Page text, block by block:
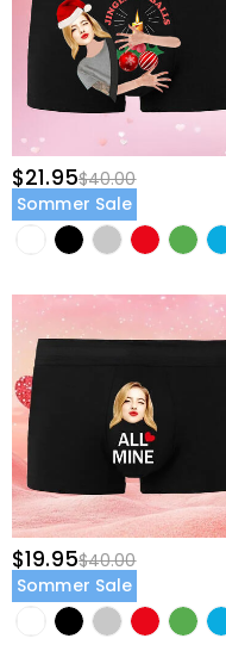
$21.95$40.00
Sommer Sale
$19.95$40.00
Sommer Sale